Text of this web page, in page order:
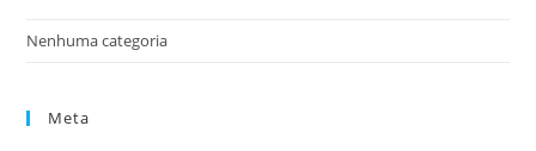
Nenhuma categoria
Meta